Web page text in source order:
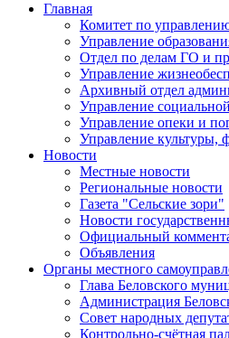
Главная
Комитет по
Управление
Отдел по делам ГО и
Управление
Архивный отдел
Управление
Управление опеки и
Управление культуры,
Новости
Местные новости
Региональные новости
Газета "Сельские зори"
Новости
Официальный
Объявления
Органы местного
Глава Беловского
Администрация
Совет народных
Контрольно-счётная